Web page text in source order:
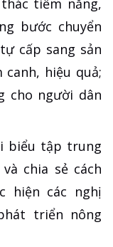
bước chuyển
cấp sang sản
hiệu quả;
cho người dân
biểu tập trung
chia sẻ cách
hiện các nghị
triển nông